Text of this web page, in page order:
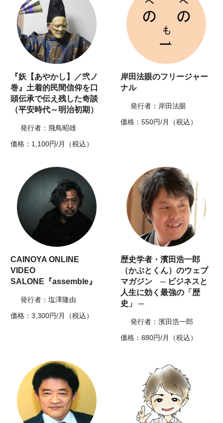
『妖【あやかし】／弐ノ
巻』土着的民間信仰を口
頭伝承で伝え残した奇談
（平安時代～明治初期）
発行者：飛鳥昭雄
価格：1,100円/月（税込）
岸田法眼のフリージャー
ナル
発行者：岸田法眼
価格：550円/月（税込）
CAINOYA ONLINE
VIDEO
SALONE『assemble』
発行者：塩澤隆由
価格：3,300円/月（税込）
歴史学者・濱田浩一郎
（かぶとくん）のウェブ
マガジン ─ ビジネスと
人生に効く最強の「歴
史」 ─
発行者：濱田浩一郎
価格：880円/月（税込）